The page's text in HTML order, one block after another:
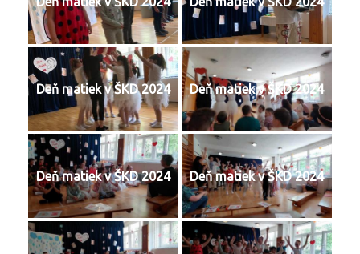
Deň matiek v ŠKD 2024 Deň matiek v ŠKD 2024
Deň matiek v ŠKD 2024 Deň matiek v ŠKD 2024